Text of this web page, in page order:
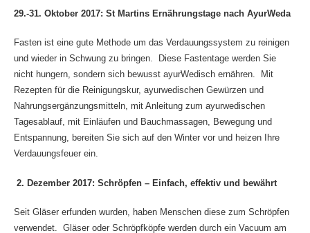
29.-31. Oktober 2017: St Martins Ernährungstage nach AyurWeda
Fasten ist eine gute Methode um das Verdauungssystem zu reinigen
und wieder in Schwung zu bringen. Diese Fastentage werden Sie
nicht hungern, sondern sich bewusst ayurWedisch ernähren. Mit
Rezepten für die Reinigungskur, ayurwedischen Gewürzen und
Nahrungsergänzungsmitteln, mit Anleitung zum ayurwedischen
Tagesablauf, mit Einläufen und Bauchmassagen, Bewegung und
Entspannung, bereiten Sie sich auf den Winter vor und heizen Ihre
Verdauungsfeuer ein.
2. Dezember 2017: Schröpfen – Einfach, effektiv und bewährt
Seit Gläser erfunden wurden, haben Menschen diese zum Schröpfen
verwendet. Gläser oder Schröpfköpfe werden durch ein Vacuum am